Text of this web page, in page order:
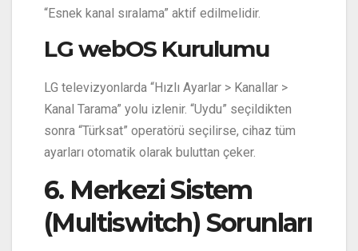
“Esnek kanal sıralama” aktif edilmelidir.
LG webOS Kurulumu
LG televizyonlarda “Hızlı Ayarlar > Kanallar >
Kanal Tarama” yolu izlenir. “Uydu” seçildikten
sonra “Türksat” operatörü seçilirse, cihaz tüm
ayarları otomatik olarak buluttan çeker.
6. Merkezi Sistem
(Multiswitch) Sorunları